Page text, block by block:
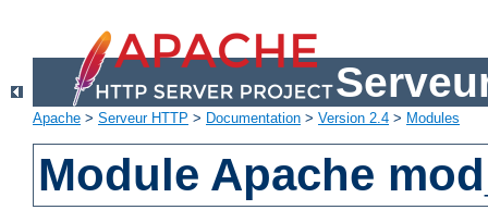
Apache > Serveur HTTP > Documentation > Version 2.4 > Modules
Module Apache